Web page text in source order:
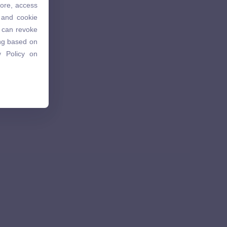
cookie
revoke
based on
on
access
cookie
revoke
based on
Policy on